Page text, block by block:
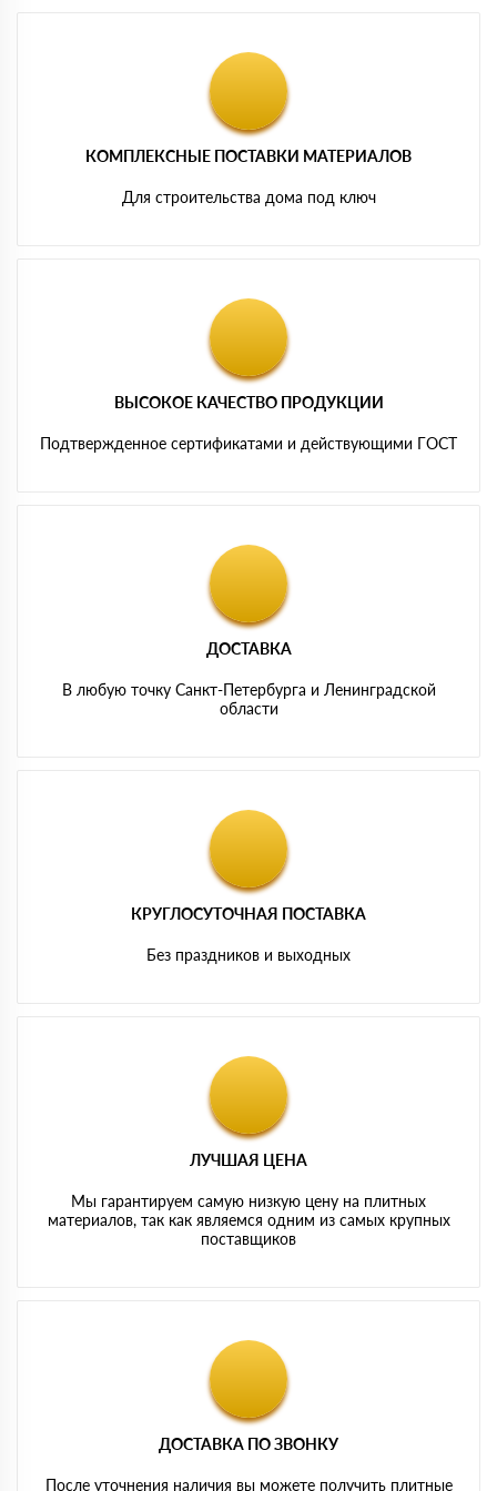
КОМПЛЕКСНЫЕ ПОСТАВКИ МАТЕРИАЛОВ
Для строительства дома под ключ
ВЫСОКОЕ КАЧЕСТВО ПРОДУКЦИИ
Подтвержденное сертификатами и действующими ГОСТ
ДОСТАВКА
В любую точку Санкт-Петербурга и Ленинградской
области
КРУГЛОСУТОЧНАЯ ПОСТАВКА
Без праздников и выходных
ЛУЧШАЯ ЦЕНА
Мы гарантируем самую низкую цену на плитных
материалов, так как являемся одним из самых крупных
поставщиков
ДОСТАВКА ПО ЗВОНКУ
После уточнения наличия вы можете получить плитные